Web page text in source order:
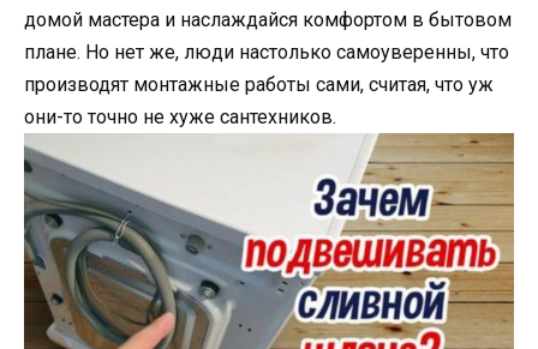
домой мастера и наслаждайся комфортом в бытовом
плане. Но нет же, люди настолько самоуверенны, что
производят монтажные работы сами, считая, что уж
они-то точно не хуже сантехников.